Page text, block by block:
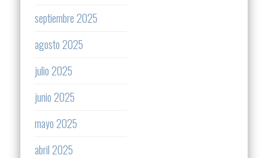
septiembre 2025
agosto 2025
julio 2025
junio 2025
mayo 2025
abril 2025